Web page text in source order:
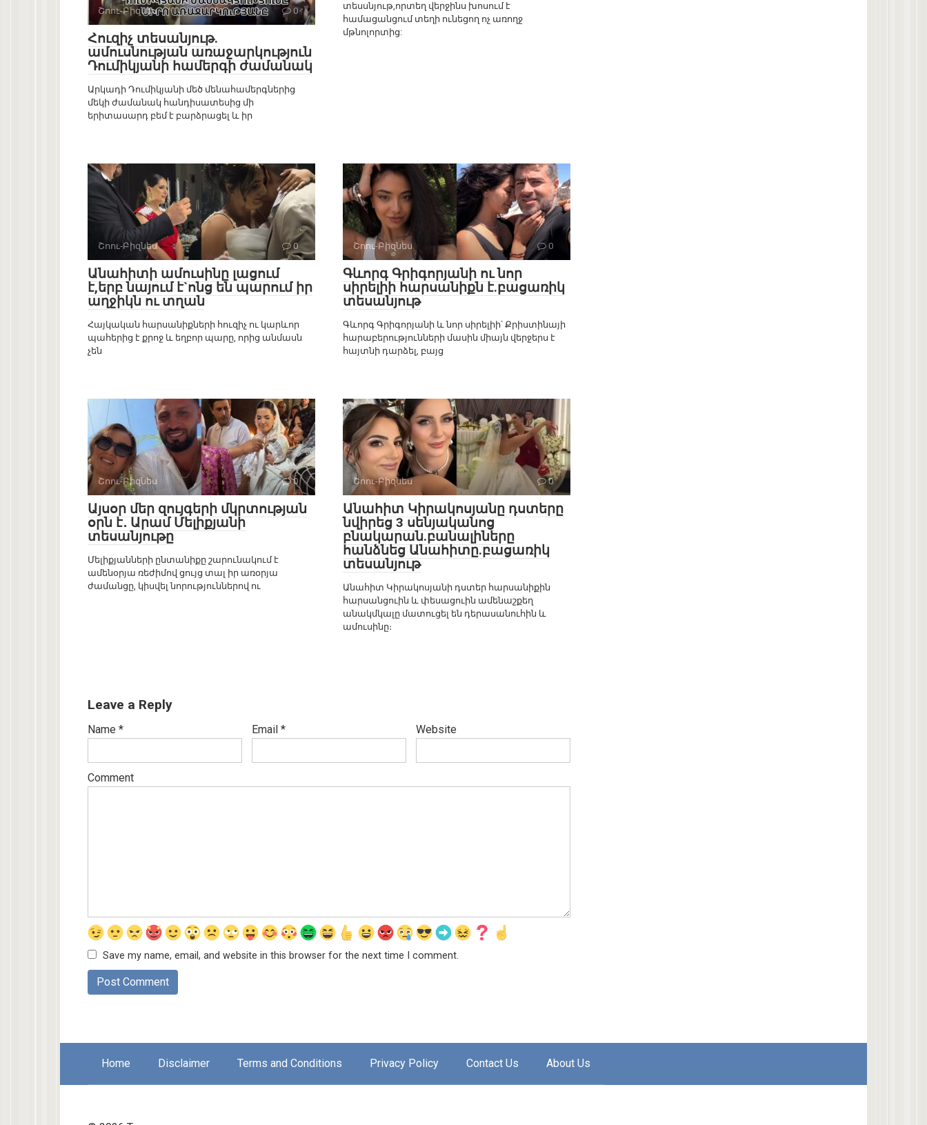
Շոու-Բիզնես 0
Հուզիչ տեսանյութ.
ամուսնության առաջարկություն
Դումիկյանի համերգի ժամանակ
Արկադի Դումիկյանի մեծ մենահամերգներից
մեկի ժամանակ հանդիսատեսից մի
երիտասարդ բեմ է բարձրացել և իր
տեսսնյութ,որտեղ վերջինս խոսում է
համացանցում տեղի ունեցող ոչ առողջ
մթնոլորտից:
Շոու-Բիզնես 0
Անահիտի ամուսինը լացում
է,երբ նայում է`ոնց են պարում իր
աղջիկն ու տղան
Հայկական հարսանիքների հուզիչ ու կարևոր
պահերից է քրոջ և եղբոր պարը, որից անմասն
չեն
Շոու-Բիզնես 0
Գևորգ Գրիգորյանի ու նոր
սիրելիի հարսանիքն է.բացառիկ
տեսանյութ
Գևորգ Գրիգորյանի և նոր սիրելիի՝ Քրիստինայի
հարաբերությունների մասին միայն վերջերս է
հայտնի դարձել, բայց
Շոու-Բիզնես 0
Այսօր մեր զույգերի մկրտության
օրն է․ Արամ Մելիքյանի
տեսանյութը
Մելիքյանների ընտանիքը շարունակում է
ամենօրյա ռեժիմով ցույց տալ իր առօրյա
ժամանցը, կիսվել նորություններով ու
Շոու-Բիզնես 0
Անահիտ Կիրակոսյանը դստերը
նվիրեց 3 սենյականոց
բնակարան.բանալիները
հանձնեց Անահիտը.բացառիկ
տեսանյութ
Անահիտ Կիրակոսյանի դստեր հարսանիքին
հարսանցուին և փեսացուին ամենաշքեղ
անակմկալը մատուցել են դերասանուհին և
ամուսինը։
Leave a Reply
Name * Email * Website
Comment
Save my name, email, and website in this browser for the next time I comment.
Home Disclaimer Terms and Conditions Privacy Policy Contact Us About Us